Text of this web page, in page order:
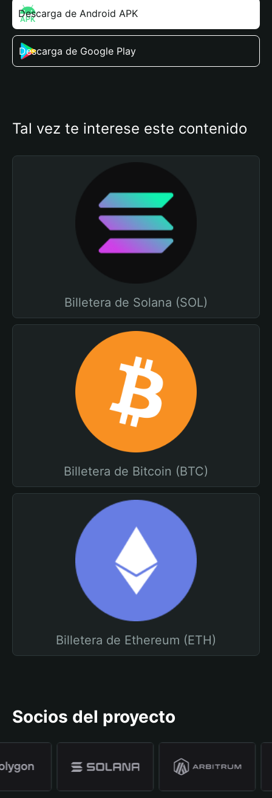
Descarga de Android APK
Descarga de Google Play
Tal vez te interese este contenido
Billetera de Solana (SOL)
Billetera de Bitcoin (BTC)
Billetera de Ethereum (ETH)
Socios del proyecto